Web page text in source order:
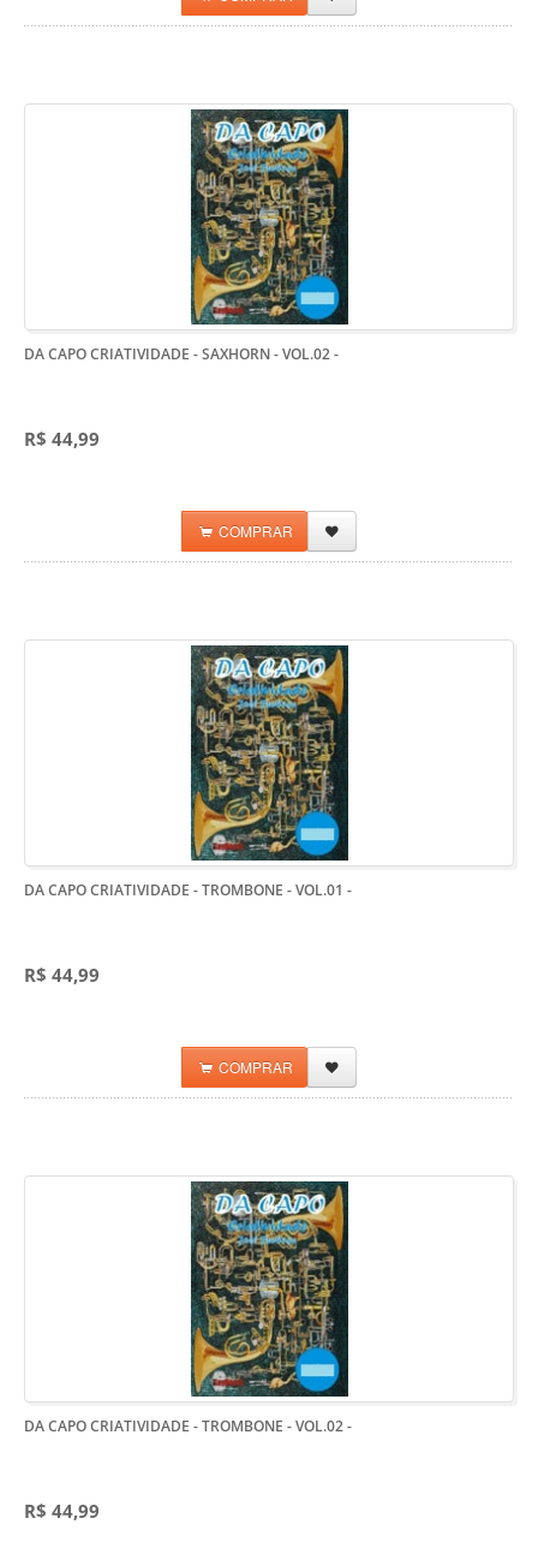
DA CAPO CRIATIVIDADE - SAXHORN - VOL.02-
R$ 44,99
COMPRAR
DA CAPO CRIATIVIDADE - TROMBONE - VOL.01 -
R$ 44,99
COMPRAR
DA CAPO CRIATIVIDADE - TROMBONE - VOL.02-
R$ 44,99